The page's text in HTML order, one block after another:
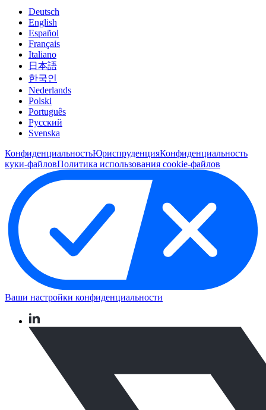
Deutsch
English
Español
Français
Italiano
日本語
한국인
Nederlands
Polski
Português
Pусский
Svenska
КонфиденциальностьЮриспруденцияКонфиденциальность
куки-файловПолитика использования cookie-файлов
Ваши настройки конфиденциальности